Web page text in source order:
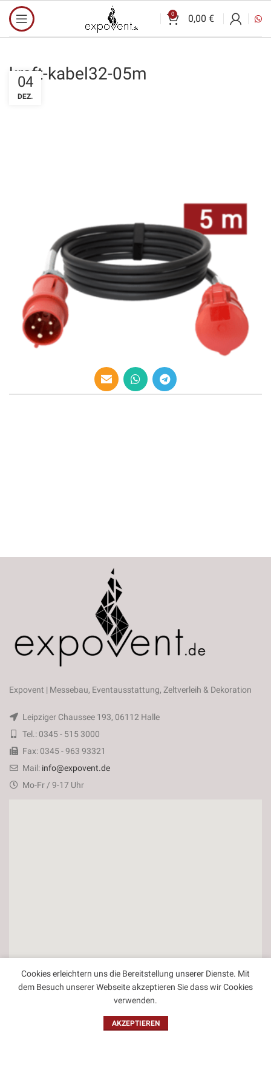
0 0,00 €
kraft-kabel32-05m
04
DEZ.
Expovent | Messebau, Eventausstattung, Zeltverleih & Dekoration
Leipziger Chaussee 193, 06112 Halle
Tel.: 0345 - 515 3000
Fax: 0345 - 963 93321
Mail: info@expovent.de
Mo-Fr / 9-17 Uhr
Cookies erleichtern uns die Bereitstellung unserer Dienste. Mit
dem Besuch unserer Webseite akzeptieren Sie dass wir Cookies
verwenden.
AKZEPTIEREN